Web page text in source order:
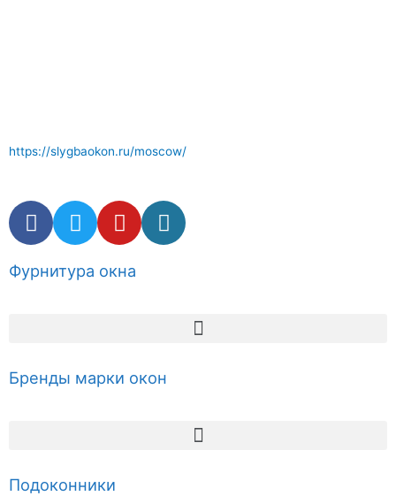
https://slygbaokon.ru/moscow/
Фурнитура окна
Бренды марки окон
Подоконники